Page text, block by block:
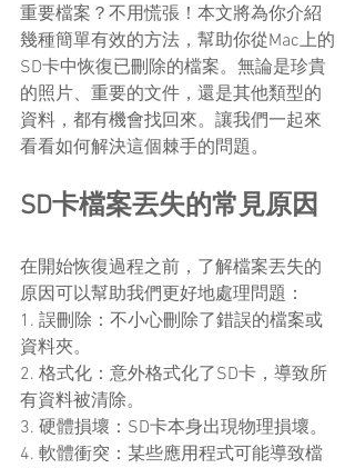
重要檔案？不用慌張！本文將為你介紹
幾種簡單有效的方法，幫助你從Mac上的
SD卡中恢復已刪除的檔案。無論是珍貴
的照片、重要的文件，還是其他類型的
資料，都有機會找回來。讓我們一起來
看看如何解決這個棘手的問題。
SD卡檔案丟失的常見原因
在開始恢復過程之前，了解檔案丟失的
原因可以幫助我們更好地處理問題：
1. 誤刪除：不小心刪除了錯誤的檔案或
資料夾。
2. 格式化：意外格式化了SD卡，導致所
有資料被清除。
3. 硬體損壞：SD卡本身出現物理損壞。
4. 軟體衝突：某些應用程式可能導致檔